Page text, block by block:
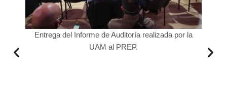
Entrega del Informe de Auditoría realizada por la
UAM al PREP.
INE y